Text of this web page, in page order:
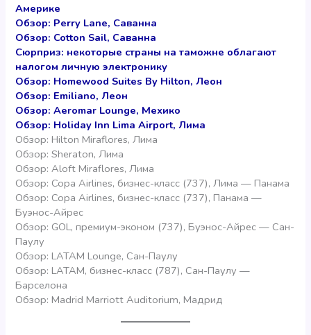
Америке
Обзор: Perry Lane, Саванна
Обзор: Cotton Sail, Саванна
Сюрприз: некоторые страны на таможне облагают
налогом личную электронику
Обзор: Homewood Suites By Hilton, Леон
Обзор: Emiliano, Леон
Обзор: Aeromar Lounge, Мехико
Обзор: Holiday Inn Lima Airport, Лима
Обзор: Hilton Miraflores, Лима
Обзор: Sheraton, Лима
Обзор: Aloft Miraflores, Лима
Обзор: Copa Airlines, бизнес-класс (737), Лима — Панама
Обзор: Copa Airlines, бизнес-класс (737), Панама —
Буэнос-Айрес
Обзор: GOL, премиум-эконом (737), Буэнос-Айрес — Сан-
Паулу
Обзор: LATAM Lounge, Сан-Паулу
Обзор: LATAM, бизнес-класс (787), Сан-Паулу —
Барселона
Обзор: Madrid Marriott Auditorium, Мадрид